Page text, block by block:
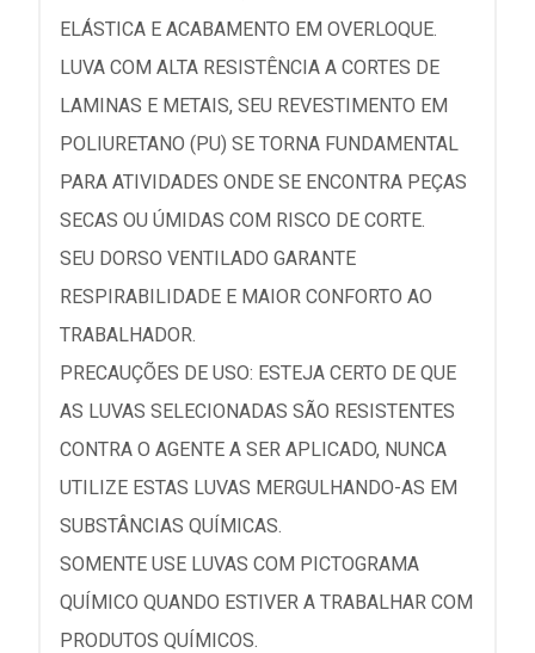
ELÁSTICA E ACABAMENTO EM OVERLOQUE.
LUVA COM ALTA RESISTÊNCIA A CORTES DE
LAMINAS E METAIS, SEU REVESTIMENTO EM
POLIURETANO (PU) SE TORNA FUNDAMENTAL
PARA ATIVIDADES ONDE SE ENCONTRA PEÇAS
SECAS OU ÚMIDAS COM RISCO DE CORTE.
SEU DORSO VENTILADO GARANTE
RESPIRABILIDADE E MAIOR CONFORTO AO
TRABALHADOR.
PRECAUÇÕES DE USO: ESTEJA CERTO DE QUE
AS LUVAS SELECIONADAS SÃO RESISTENTES
CONTRA O AGENTE A SER APLICADO, NUNCA
UTILIZE ESTAS LUVAS MERGULHANDO-AS EM
SUBSTÂNCIAS QUÍMICAS.
SOMENTE USE LUVAS COM PICTOGRAMA
QUÍMICO QUANDO ESTIVER A TRABALHAR COM
PRODUTOS QUÍMICOS.